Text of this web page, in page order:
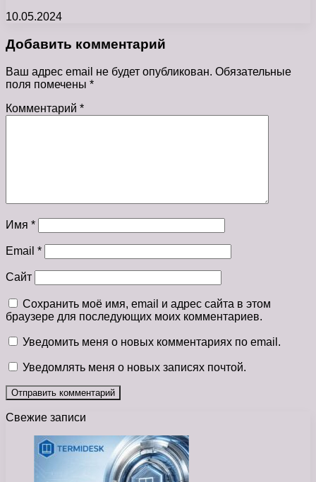
10.05.2024
Добавить комментарий
Ваш адрес email не будет опубликован. Обязательные
поля помечены *
Комментарий *
Имя *
Email *
Сайт
Сохранить моё имя, email и адрес сайта в этом
браузере для последующих моих комментариев.
Уведомить меня о новых комментариях по email.
Уведомлять меня о новых записях почтой.
Свежие записи